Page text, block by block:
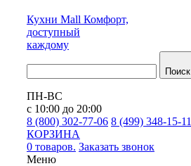
Кухни Mall Комфорт,
доступный
каждому
Поиск
ПН-ВС
с 10:00 до 20:00
8 (800) 302-77-06 8 (499) 348-15-11
КОРЗИНА
0 товаров. Заказать звонок
Меню